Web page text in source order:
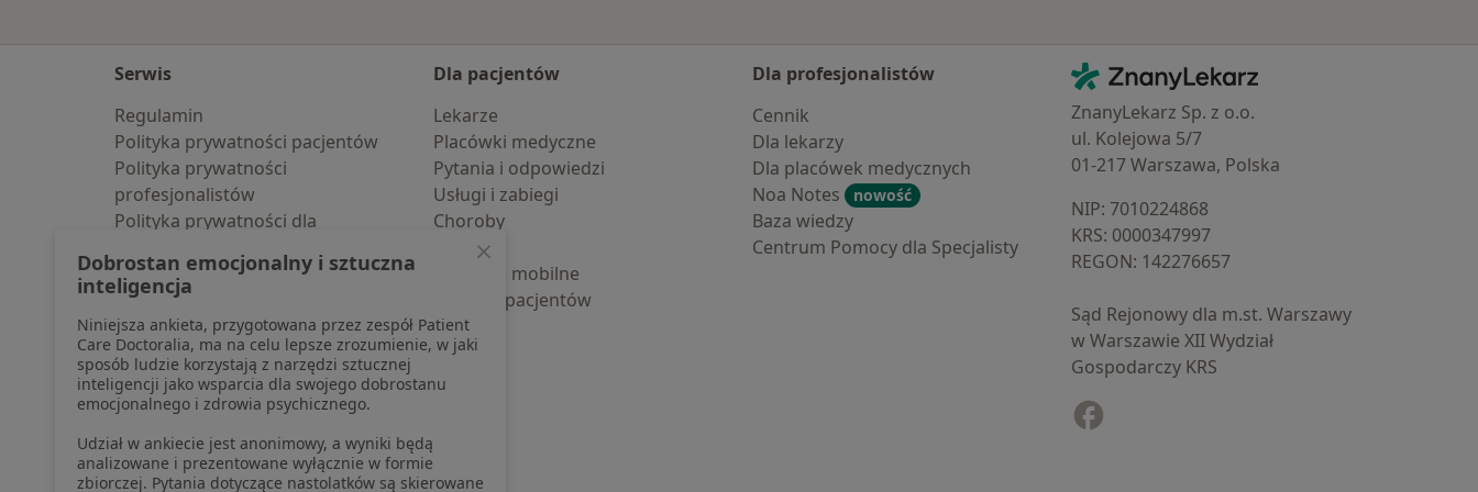
Serwis
Regulamin
Polityka prywatności pacjentów
Polityka prywatności
profesjonalistów
Polityka prywatności dla
pozyskaliśmy samodzielnie
Polityka cookies
Jak działają wyniki wyszukiwania
Dostępność
O nas
Praca Rekrutujemy!
Partnerzy
Centrum prasowe
Kontakt
Dla pacjentów
Lekarze
Placówki medyczne
Pytania i odpowiedzi
Usługi i zabiegi
Choroby
Pomoc
Aplikacje mobilne
Blog dla pacjentów
Dla profesjonalistów
Cennik
Dla lekarzy
Dla placówek medycznych
Noa Notes
nowość
Baza wiedzy
Centrum Pomocy dla Specjalisty
Kontakt
ZnanyLekarz - Strona główna
ZnanyLekarz Sp. z o.o.
ul. Kolejowa 5/7
01-217 Warszawa, Polska
NIP: ⁠7010224868
KRS: ⁠0000347997
REGON: ⁠142276657
Sąd Rejonowy dla m.st. Warszawy
w Warszawie XII Wydział
Gospodarczy KRS
Dobrostan emocjonalny i sztuczna
inteligencja
Niniejsza ankieta, przygotowana przez zespół Patient
Care Doctoralia, ma na celu lepsze zrozumienie, w jaki
sposób ludzie korzystają z narzędzi sztucznej
inteligencji jako wsparcia dla swojego dobrostanu
emocjonalnego i zdrowia psychicznego.
Udział w ankiecie jest anonimowy, a wyniki będą
analizowane i prezentowane wyłącznie w formie
zbiorczej. Pytania dotyczące nastolatków są skierowane